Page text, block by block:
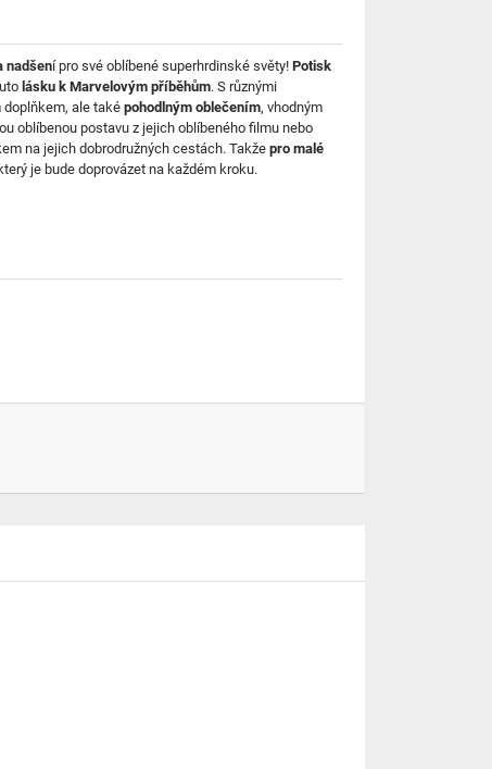
nadšení pro své oblíbené superhrdinské světy! Potisk
lásku k Marvelovým příběhům. S různými
doplňkem, ale také pohodlným oblečením, vhodným
oblíbenou postavu z jejich oblíbeného filmu nebo
na jejich dobrodružných cestách. Takže pro malé
je bude doprovázet na každém kroku.